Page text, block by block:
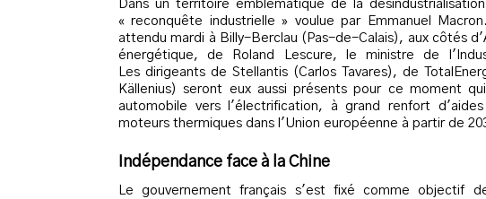
Dans un territoire emblématique de la
« reconquête industrielle » voulue par Emmanuel
attendu mardi à Billy-Berclau (Pas-de-Calais), aux côtés
énergétique, de Roland Lescure, le ministre de
Les dirigeants de Stellantis (Carlos Tavares), de
Källenius) seront eux aussi présents pour ce moment
automobile vers l'électrification, à grand renfort
moteurs thermiques dans l'Union européenne à partir de
Indépendance face à la Chine
Le gouvernement français s'est fixé comme objectif